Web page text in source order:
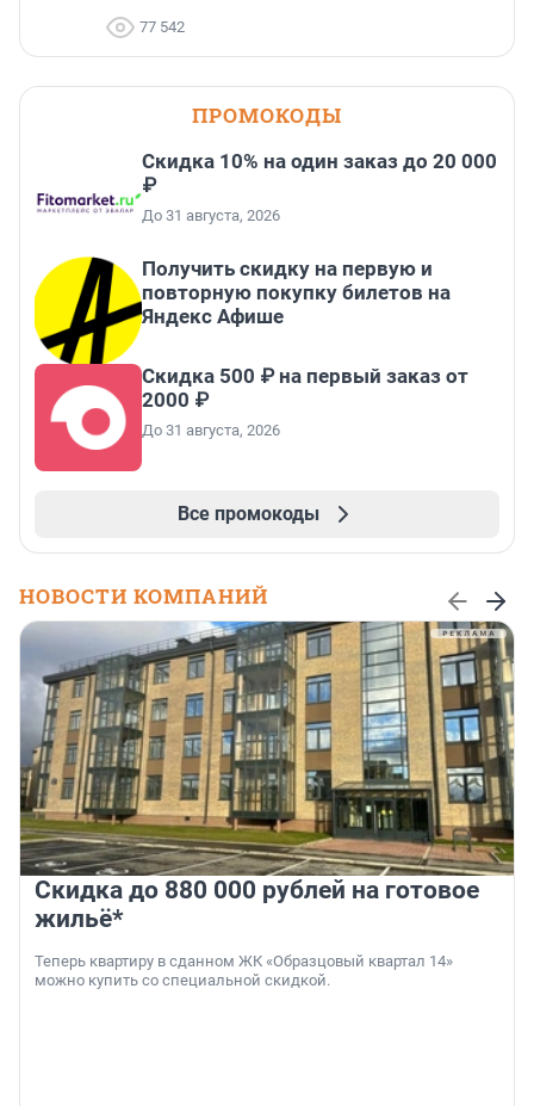
77 542
ПРОМОКОДЫ
Скидка 10% на один заказ до 20 000
₽
До 31 августа, 2026
Получить скидку на первую и
повторную покупку билетов на
Яндекс Афише
Скидка 500 ₽ на первый заказ от
2000 ₽
До 31 августа, 2026
Все промокоды
НОВОСТИ КОМПАНИЙ
Скидка до 880 000 рублей на готовое
жильё*
Теперь квартиру в сданном ЖК «Образцовый квартал 14»
можно купить со специальной скидкой.